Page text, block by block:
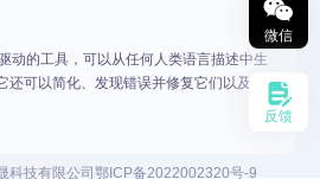
动的工具，可以从任何人类语言描述中生
还可以简化、发现错误并修复它们以及调
微信
反馈
科技有限公司 鄂ICP备2022002320号-9